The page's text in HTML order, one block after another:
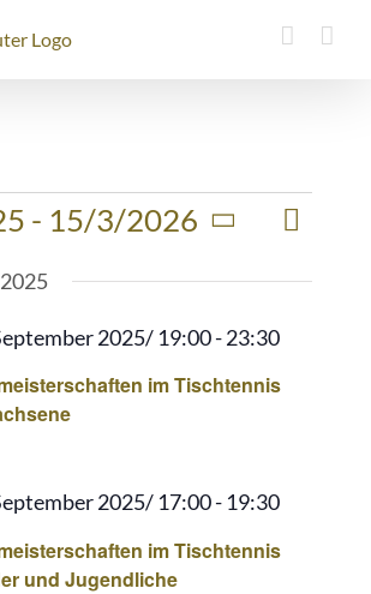
Ansichten,
SucheListe
- 15/3/2026
im Tischtennis
2025/ 19:00-23:30
im Tischtennis
und Jugendliche
2025/ 17:00- 19:30